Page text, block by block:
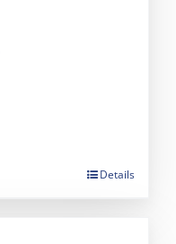
Details